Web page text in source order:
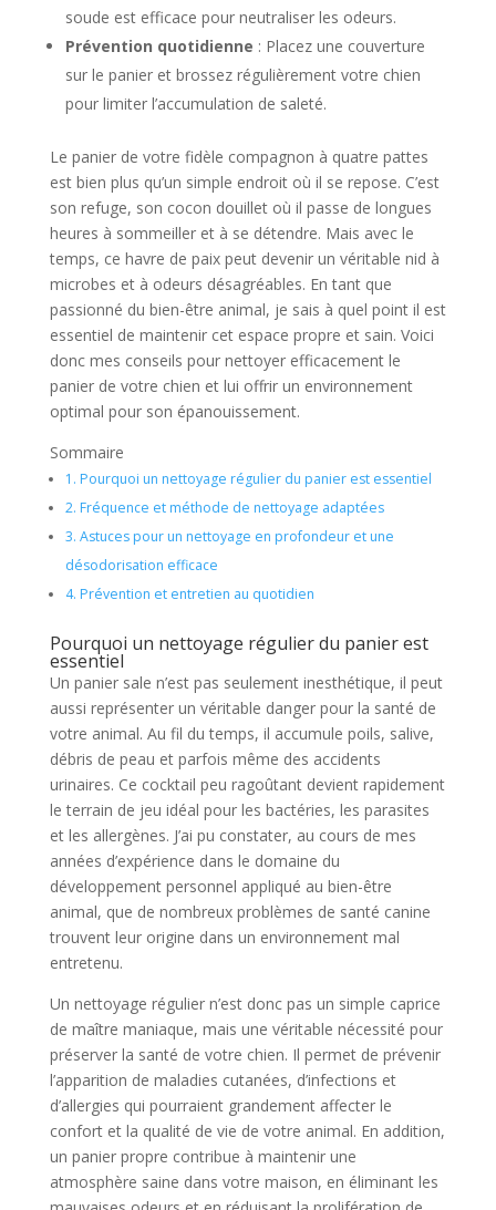
soude est efficace pour neutraliser les odeurs.
Prévention quotidienne : Placez une couverture
sur le panier et brossez régulièrement votre chien
pour limiter l’accumulation de saleté.
Le panier de votre fidèle compagnon à quatre pattes
est bien plus qu’un simple endroit où il se repose. C’est
son refuge, son cocon douillet où il passe de longues
heures à sommeiller et à se détendre. Mais avec le
temps, ce havre de paix peut devenir un véritable nid à
microbes et à odeurs désagréables. En tant que
passionné du bien-être animal, je sais à quel point il est
essentiel de maintenir cet espace propre et sain. Voici
donc mes conseils pour nettoyer efficacement le
panier de votre chien et lui offrir un environnement
optimal pour son épanouissement.
Sommaire
1. Pourquoi un nettoyage régulier du panier est essentiel
2. Fréquence et méthode de nettoyage adaptées
3. Astuces pour un nettoyage en profondeur et une
désodorisation efficace
4. Prévention et entretien au quotidien
Pourquoi un nettoyage régulier du panier est
essentiel
Un panier sale n’est pas seulement inesthétique, il peut
aussi représenter un véritable danger pour la santé de
votre animal. Au fil du temps, il accumule poils, salive,
débris de peau et parfois même des accidents
urinaires. Ce cocktail peu ragoûtant devient rapidement
le terrain de jeu idéal pour les bactéries, les parasites
et les allergènes. J’ai pu constater, au cours de mes
années d’expérience dans le domaine du
développement personnel appliqué au bien-être
animal, que de nombreux problèmes de santé canine
trouvent leur origine dans un environnement mal
entretenu.
Un nettoyage régulier n’est donc pas un simple caprice
de maître maniaque, mais une véritable nécessité pour
préserver la santé de votre chien. Il permet de prévenir
l’apparition de maladies cutanées, d’infections et
d’allergies qui pourraient grandement affecter le
confort et la qualité de vie de votre animal. En addition,
un panier propre contribue à maintenir une
atmosphère saine dans votre maison, en éliminant les